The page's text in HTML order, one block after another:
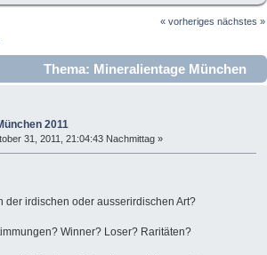
« vorheriges nächstes »
Thema: Mineralientage München
mal)
2011
31, 2011, 21:04:43 Nachmittag »
der irdischen oder ausserirdischen Art?
Winner? Loser? Raritäten?